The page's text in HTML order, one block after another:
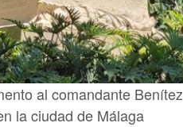
al comandante Benítez
la ciudad de Málaga